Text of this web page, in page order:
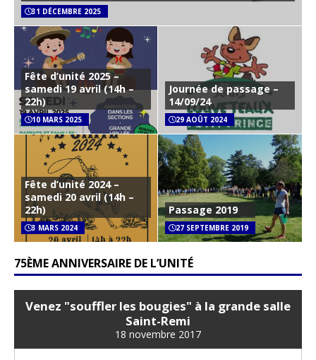
31 DÉCEMBRE 2025
Fête d’unité 2025 –
samedi 19 avril (14h –
22h)
10 MARS 2025
Journée de passage –
14/09/24
29 AOÛT 2024
Fête d’unité 2024 –
samedi 20 avril (14h –
22h)
3 MARS 2024
Passage 2019
27 SEPTEMBRE 2019
75ÈME ANNIVERSAIRE DE L’UNITÉ
Venez "souffler les bougies" à la grande salle
Saint-Remi
18 novembre 2017